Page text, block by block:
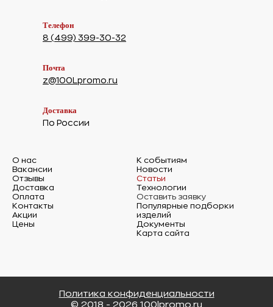
Телефон
8 (499) 399-30-32
Почта
z@100Lpromo.ru
Доставка
По России
О нас
Вакансии
Отзывы
Доставка
Оплата
Контакты
Акции
Цены
К событиям
Новости
Статьи
Технологии
Оставить заявку
Популярные подборки
изделий
Документы
Карта сайта
© 2018 - 2026 100lpromo.ru
Политика конфиденциальности